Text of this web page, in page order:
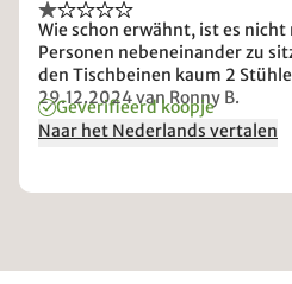
Wie schon erwähnt, ist es
Personen nebeneinander zu
den Tischbeinen kaum 2
29.12.2024van Ronny B.
Geverifieerd koopje
Naar het Nederlands vertalen